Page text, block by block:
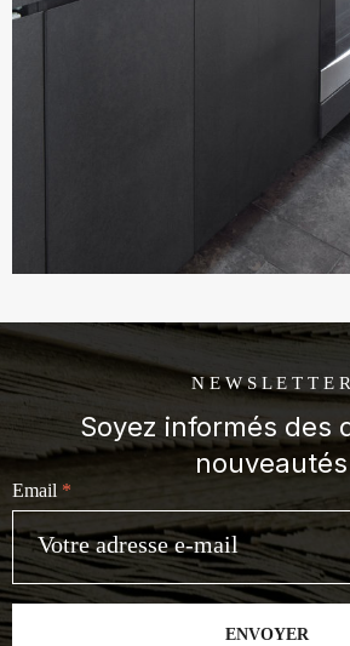
N E W S L E T T E R
Soyez informés des
nouveautés
Email *
ENVOYER